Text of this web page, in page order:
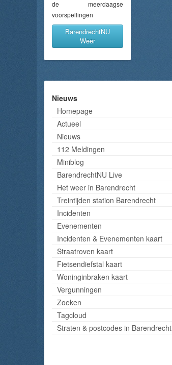
de meerdaagse
voorspellingen
BarendrechtNU
Weer
Nieuws
Homepage
Actueel
Nieuws
112 Meldingen
Miniblog
BarendrechtNU Live
Het weer in Barendrecht
Treintijden station Barendrecht
Incidenten
Evenementen
Incidenten & Evenementen kaart
Straatroven kaart
Fietsendiefstal kaart
Woninginbraken kaart
Vergunningen
Zoeken
Tagcloud
Straten & postcodes in Barendrecht